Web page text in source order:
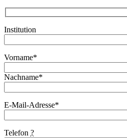
Institution
Vorname*
Nachname*
E-Mail-Adresse*
Telefon ?